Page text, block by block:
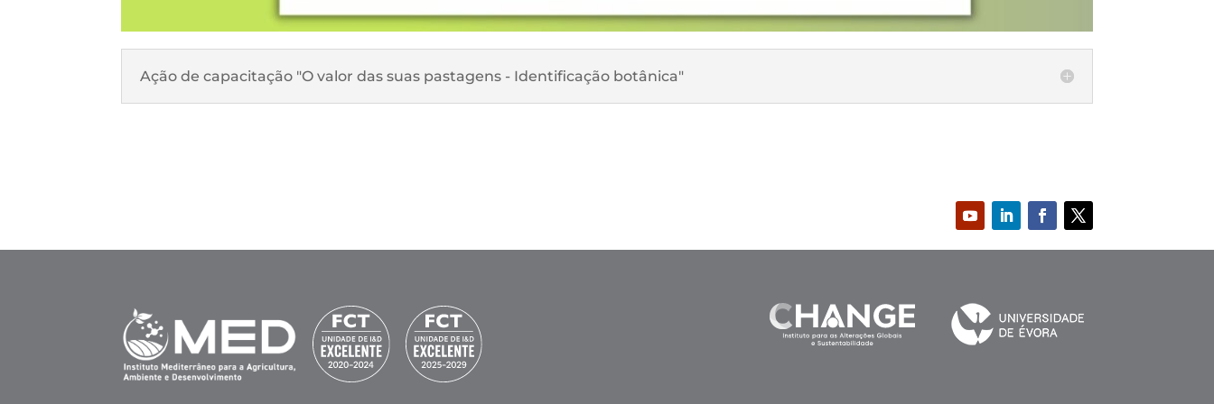
Ação de capacitação "O valor das suas pastagens - Identificação botânica"